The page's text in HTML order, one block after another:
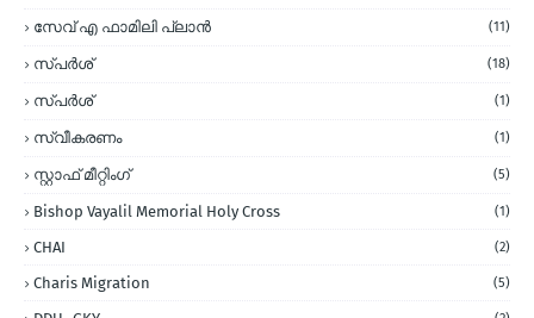
സേവ് എ ഫാമിലി പ്ലാന്‍ (11)
സ്പര്‍ശ് (18)
സ്പർശ് (1)
സ്വീകരണം (1)
സ്റ്റാഫ് മീറ്റിംഗ് (5)
Bishop Vayalil Memorial Holy Cross (1)
CHAI (2)
Charis Migration (5)